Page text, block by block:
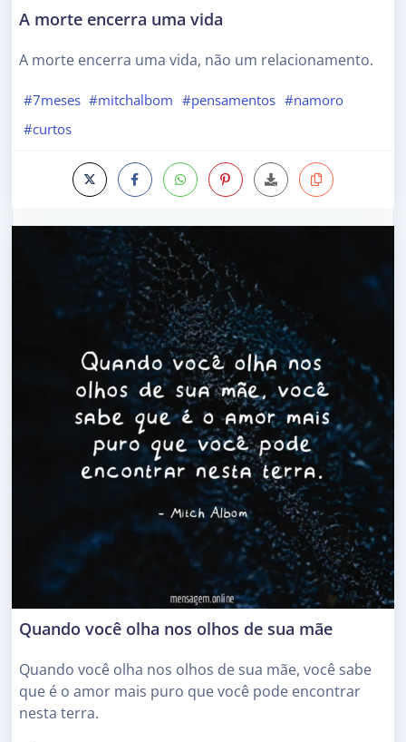
A morte encerra uma vida
A morte encerra uma vida, não um relacionamento.
#7meses #mitchalbom #pensamentos #namoro
#curtos
Quando você olha nos olhos de sua mãe
Quando você olha nos olhos de sua mãe, você sabe
que é o amor mais puro que você pode encontrar
nesta terra.